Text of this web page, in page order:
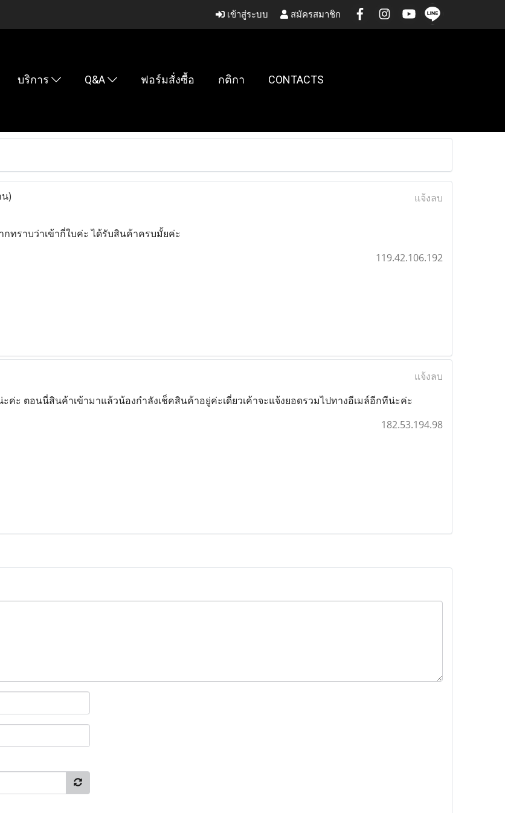
เข้าสู่ระบบ สมัครสมาชิก
บริการ Q&A ฟอร์มสั่งซื้อ กติกา CONTACTS
) แจ้งลบ
กทราบว่าเข้ากี่ใบค่ะ ได้รับสินค้าครบมั้ยค่ะ
119.42.106.192
แจ้งลบ
ะค่ะ ตอนนี่สินค้าเข้ามาแล้วน้องกำลังเช็คสินค้าอยู่ค่ะเดี่ยวเค้าจะแจ้งยอดรวมไปทางอีเมล์อีกทีน่ะค่ะ
182.53.194.98